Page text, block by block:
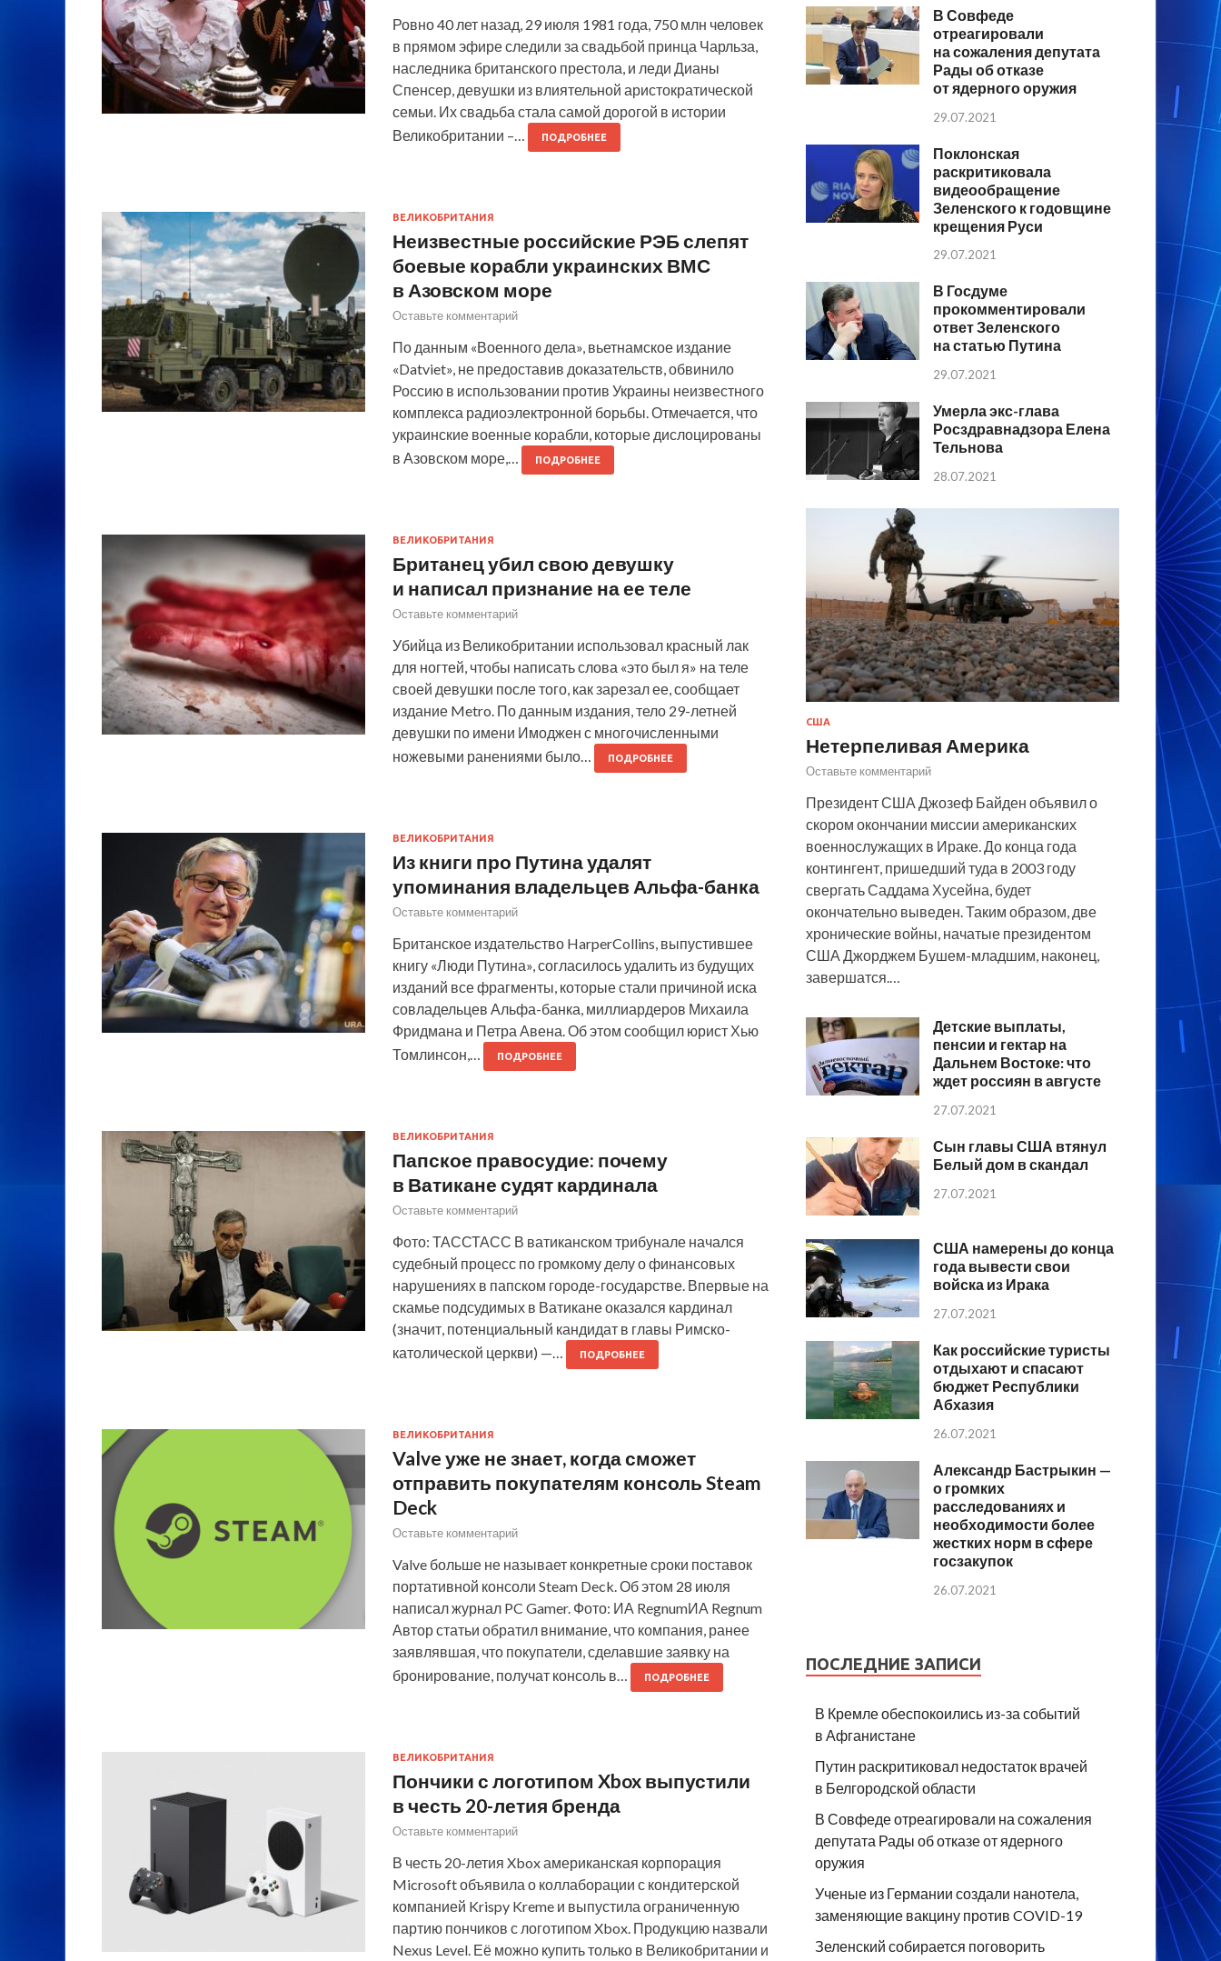
Ровно 40 лет назад, 29 июля 1981 года, 750 млн человек
в прямом эфире следили за свадьбой принца Чарльза,
наследника британского престола, и леди Дианы
Спенсер, девушки из влиятельной аристократической
семьи. Их свадьба стала самой дорогой в истории
Великобритании –…
ПОДРОБНЕЕ
ВЕЛИКОБРИТАНИЯ
Неизвестные российские РЭБ слепят
боевые корабли украинских ВМС
в Азовском море
Оставьте комментарий
По данным «Военного дела», вьетнамское издание
«Datviet», не предоставив доказательств, обвинило
Россию в использовании против Украины неизвестного
комплекса радиоэлектронной борьбы. Отмечается, что
украинские военные корабли, которые дислоцированы
в Азовском море,…
ПОДРОБНЕЕ
ВЕЛИКОБРИТАНИЯ
Британец убил свою девушку
и написал признание на ее теле
Оставьте комментарий
Убийца из Великобритании использовал красный лак
для ногтей, чтобы написать слова «это был я» на теле
своей девушки после того, как зарезал ее, сообщает
издание Metro. По данным издания, тело 29-летней
девушки по имени Имоджен с многочисленными
ножевыми ранениями было…
ПОДРОБНЕЕ
ВЕЛИКОБРИТАНИЯ
Из книги про Путина удалят
упоминания владельцев Альфа-банка
Оставьте комментарий
Британское издательство HarperCollins, выпустившее
книгу «Люди Путина», согласилось удалить из будущих
изданий все фрагменты, которые стали причиной иска
совладельцев Альфа-банка, миллиардеров Михаила
Фридмана и Петра Авена. Об этом сообщил юрист Хью
Томлинсон,…
ПОДРОБНЕЕ
ВЕЛИКОБРИТАНИЯ
Папское правосудие: почему
в Ватикане судят кардинала
Оставьте комментарий
Фото: ТАССТАСС В ватиканском трибунале начался
судебный процесс по громкому делу о финансовых
нарушениях в папском городе-государстве. Впервые на
скамье подсудимых в Ватикане оказался кардинал
(значит, потенциальный кандидат в главы Римско-
католической церкви) —…
ПОДРОБНЕЕ
ВЕЛИКОБРИТАНИЯ
Valve уже не знает, когда сможет
отправить покупателям консоль Steam
Deck
Оставьте комментарий
Valve больше не называет конкретные сроки поставок
портативной консоли Steam Deck. Об этом 28 июля
написал журнал PC Gamer. Фото: ИА RegnumИА Regnum
Автор статьи обратил внимание, что компания, ранее
заявлявшая, что покупатели, сделавшие заявку на
бронирование, получат консоль в…
ПОДРОБНЕЕ
ВЕЛИКОБРИТАНИЯ
Пончики с логотипом Xbox выпустили
в честь 20-летия бренда
Оставьте комментарий
В честь 20-летия Xbox американская корпорация
Microsoft объявила о коллаборации с кондитерской
компанией Krispy Kreme и выпустила ограниченную
партию пончиков с логотипом Xbox. Продукцию назвали
Nexus Level. Её можно купить только в Великобритании и
В Совфеде
отреагировали
на сожаления депутата
Рады об отказе
от ядерного оружия
29.07.2021
Поклонская
раскритиковала
видеообращение
Зеленского к годовщине
крещения Руси
29.07.2021
В Госдуме
прокомментировали
ответ Зеленского
на статью Путина
29.07.2021
Умерла экс-глава
Росздравнадзора Елена
Тельнова
28.07.2021
США
Нетерпеливая Америка
Оставьте комментарий
Президент США Джозеф Байден объявил о
скором окончании миссии американских
военнослужащих в Ираке. До конца года
контингент, пришедший туда в 2003 году
свергать Саддама Хусейна, будет
окончательно выведен. Таким образом, две
хронические войны, начатые президентом
США Джорджем Бушем-младшим, наконец,
завершатся.…
Детские выплаты,
пенсии и гектар на
Дальнем Востоке: что
ждет россиян в августе
27.07.2021
Сын главы США втянул
Белый дом в скандал
27.07.2021
США намерены до конца
года вывести свои
войска из Ирака
27.07.2021
Как российские туристы
отдыхают и спасают
бюджет Республики
Абхазия
26.07.2021
Александр Бастрыкин —
о громких
расследованиях и
необходимости более
жестких норм в сфере
госзакупок
26.07.2021
ПОСЛЕДНИЕ ЗАПИСИ
В Кремле обеспокоились из-за событий
в Афганистане
Путин раскритиковал недостаток врачей
в Белгородской области
В Совфеде отреагировали на сожаления
депутата Рады об отказе от ядерного
оружия
Ученые из Германии создали нанотела,
заменяющие вакцину против COVID-19
Зеленский собирается поговорить